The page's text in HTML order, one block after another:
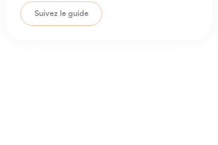
Suivez le guide